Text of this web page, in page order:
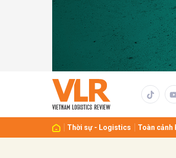
Thời sự - Logistics Toàn cảnh